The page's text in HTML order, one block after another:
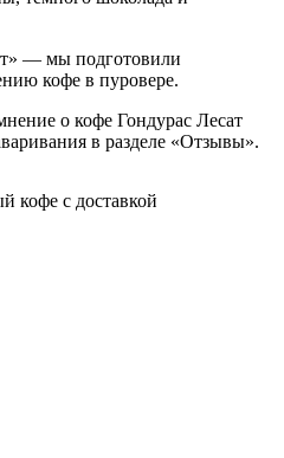
— мы подготовили
кофе в пуровере.
о кофе Гондурас Лесат
в разделе «Отзывы».